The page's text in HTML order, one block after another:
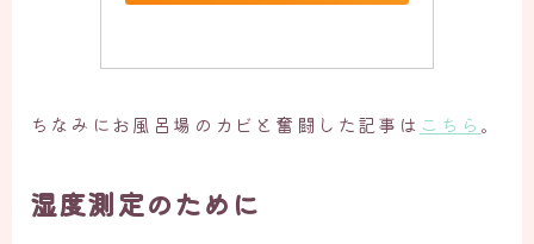
ちなみにお風呂場のカビと奮闘した記事は こちら 。
湿度測定のために